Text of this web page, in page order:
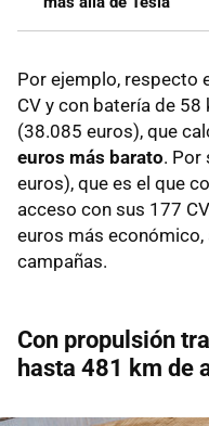
Por ejemplo, respecto
CV y con batería de 58
(38.085 euros), que
euros más barato. Por
euros), que es el que
acceso con sus 177
euros más económico,
campañas.
Con propulsión
hasta 481 km de